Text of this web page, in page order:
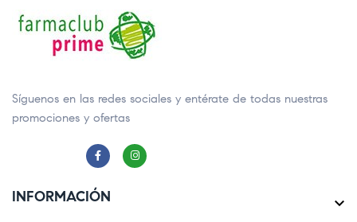
Síguenos en las redes sociales y entérate de todas nuestras
promociones y ofertas
INFORMACIÓN 